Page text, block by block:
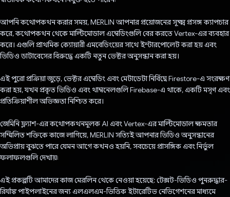
আপনি কথোপকথন করার সময়, MERLIN আপনার প্রয়োজনের সূক্ষ্ম প্রসঙ্গ ক্যাপচার
করে, কথোপকথন থেকে মাল্টিমোডাল এম্বেডিংগুলি বের করতে Vertex-এর ব্যবহার
করে। এগুলি প্রাথমিক ক্যোয়ারী এমবেডিংয়ের সাথে ইন্টারপোলেট করা হয় এবং
ভিডিও ডাটাবেসের বিরুদ্ধে একটি নতুন ভেক্টর অনুসন্ধান করা হয়।
এই পুরো প্রক্রিয়া জুড়ে, ভেক্টর এম্বেডিং এবং মেটাডেটা নির্বিঘ্নে Firestore-এ সংরক্ষণ
করা হয়, যখন প্রকৃত ভিডিও এবং থাম্বনেলগুলি Firebase-এ থাকে, একটি মসৃণ এবং
প্রতিক্রিয়াশীল অভিজ্ঞতা নিশ্চিত করে।
জেমিনি ফ্ল্যাশ-এর ​​কথোপকথনমূলক AI এবং Vertex-এর মাল্টিমোডাল ক্ষমতার
সম্মিলিত শক্তিকে কাজে লাগিয়ে, MERLIN সত্যিই আপনার ভিডিও অনুসন্ধানের
অভিপ্রায় বুঝতে পারে যেমন আগে কখনও হয়নি, সবচেয়ে প্রাসঙ্গিক এবং নির্ভুল
ফলাফলগুলি দেখায়৷
এই প্রকল্পটি আমাদের কাজ মেরলিন থেকে নেওয়া হয়েছে: টেক্সট-ভিডিও পুনরুদ্ধার-
রির্যাঙ্ক পাইপলাইনের জন্য এলএলএম-ভিত্তিক ইটারেটিভ নেভিগেশনের মাধ্যমে